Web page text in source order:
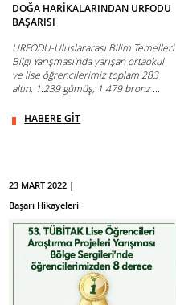
DOĞA HARİKALARINDAN URFODU
BAŞARISI
URFODU-Uluslararası Bilim Temelleri
Bilgi Yarışması'nda yarışan ortaokul
ve lise öğrencilerimiz toplam 283
altın, 1.239 gümüş, 1.479 bronz ...
HABERE GİT
23 MART 2022 |
Başarı Hikayeleri